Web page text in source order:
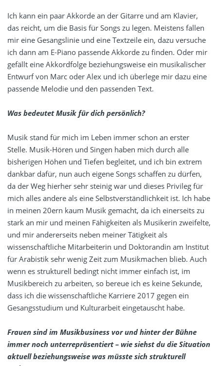
Ich kann ein paar Akkorde an der Gitarre und am Klavier,
das reicht, um die Basis für Songs zu legen. Meistens fallen
mir eine Gesangslinie und eine Textzeile ein, dazu versuche
ich dann am E-Piano passende Akkorde zu finden. Oder mir
gefällt eine Akkordfolge beziehungsweise ein musikalischer
Entwurf von Marc oder Alex und ich überlege mir dazu eine
passende Melodie und den passenden Text.
Was bedeutet Musik für dich persönlich?
Musik stand für mich im Leben immer schon an erster
Stelle. Musik-Hören und Singen haben mich durch alle
bisherigen Höhen und Tiefen begleitet, und ich bin extrem
dankbar dafür, nun auch eigene Songs schaffen zu dürfen,
da der Weg hierher sehr steinig war und dieses Privileg für
mich alles andere als eine Selbstverständlichkeit ist. Ich habe
in meinen 20ern kaum Musik gemacht, da ich einerseits zu
stark an mir und meinen Fähigkeiten als Musikerin zweifelte,
und mir andererseits neben meiner Tätigkeit als
wissenschaftliche Mitarbeiterin und Doktorandin am Institut
für Arabistik sehr wenig Zeit zum Musikmachen blieb. Auch
wenn es strukturell bedingt nicht immer einfach ist, im
Musikbereich zu arbeiten, so bereue ich es keine Sekunde,
dass ich die wissenschaftliche Karriere 2017 gegen ein
Gesangsstudium und Kulturarbeit eingetauscht habe.
Frauen sind im Musikbusiness vor und hinter der Bühne
immer noch unterrepräsentiert – wie siehst du die Situation
aktuell beziehungsweise was müsste sich strukturell